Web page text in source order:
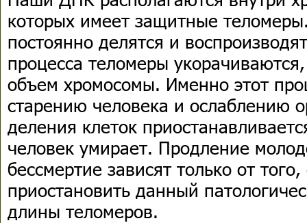
которых имеет защитные
постоянно делятся и
процесса теломеры
объем хромосомы. Именно этот
старению человека и ослаблению
деления клеток
человек умирает. Продление
бессмертие зависят только от
приостановить данный
длины теломеров.